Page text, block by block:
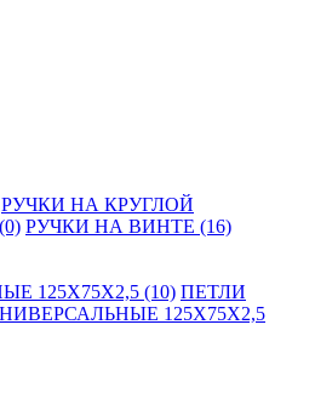
РУЧКИ НА КРУГЛОЙ
РУЧКИ НА ВИНТЕ (16)
125Х75Х2,5 (10) ПЕТЛИ
125Х75Х2,5